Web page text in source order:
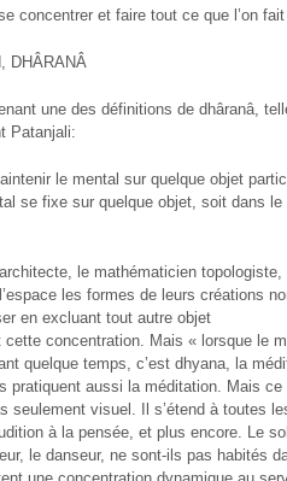
concentrer et faire tout ce que l’on
DHÂRANÂ
une des définitions de dhâranâ,
Patanjali:
le mental sur quelque objet
se fixe sur quelque objet, soit dans
le mathématicien
les formes de leurs créations
en excluant tout autre objet
cette concentration. Mais « lorsque le
quelque temps, c’est dhyana, la
pratiquent aussi la méditation. Mais
seulement visuel. Il s’étend à toutes
à la pensée, et plus encore. Le
le danseur, ne sont-ils pas habités